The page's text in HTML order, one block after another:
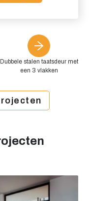
Dubbele stalen taatsdeur met
een 3 vlakken